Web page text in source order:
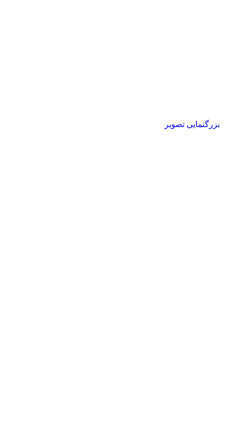
بزرگنمایی تصویر